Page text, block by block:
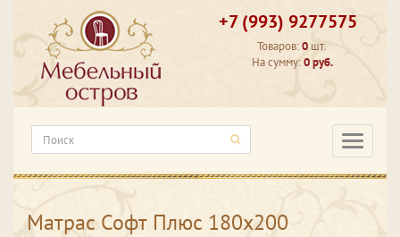
+7 (993) 9277575
Товаров:0 шт.
На сумму:0 руб.
Матрас Софт Плюс 180х200